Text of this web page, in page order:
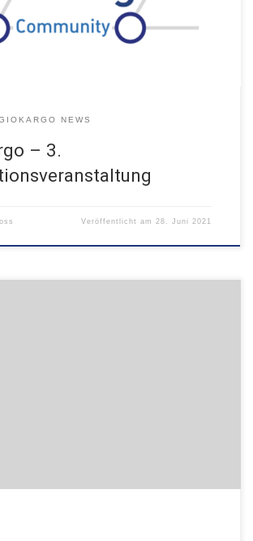
NEWS
– 3.
Veröffentlicht am 28. Juni 2021